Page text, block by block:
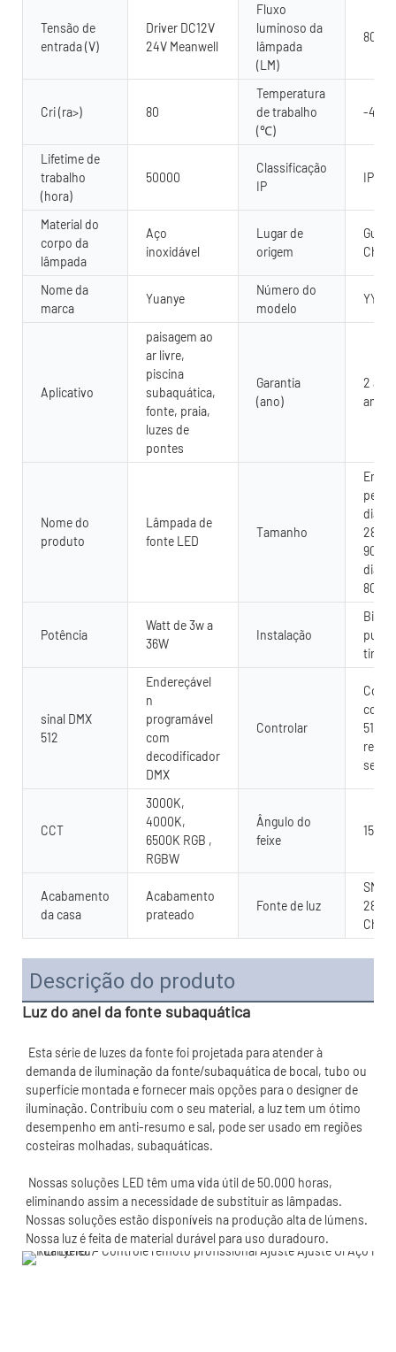
Tensão de
entrada (V)
Driver DC12V
24V Meanwell
Fluxo
luminoso da
lâmpada
(LM)
80
Cri (ra>) 80
Temperatura
de trabalho
(℃)
-40 -
Lifetime de
trabalho
(hora)
50000
Classificação
IP
IP68
Material do
corpo da
lâmpada
Aço
inoxidável
Lugar de
origem
China
Nome da
marca
Yuanye
Número do
modelo
YY-
Aplicativo
paisagem ao
ar livre,
piscina
subaquática,
fonte, praia,
luzes de
pontes
Garantia
(ano)
2
anos
Nome do
produto
Lâmpada de
fonte LED
Tamanho
Erro
Potência
Watt de 3w a
36W
Instalação
Bico
tinta
sinal DMX
512
Endereçável
n
programável
com
decodificador
DMX
Controlar
512
sem
CCT
3000K,
4000K,
6500K RGB ,
RGBW
Ângulo do
feixe
Acabamento
da casa
Acabamento
prateado
Fonte de luz
SMD/
Chip
Descrição do produto
Luz do anel da fonte subaquática
demanda de iluminação da fonte/subaquática de bocal, tubo ou
superfície montada e fornecer mais opções para o designer de
iluminação. Contribuiu com o seu material, a luz tem um ótimo
desempenho em anti-resumo e sal, pode ser usado em regiões
eliminando assim a necessidade de substituir as lâmpadas.
Nossas soluções estão disponíveis na produção alta de lúmens.